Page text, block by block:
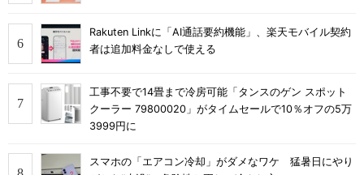
Rakuten Linkに「AI通話要約機能」、楽天モバイル契約
者は追加料金なしで使える
工事不要で14畳まで冷房可能「タンスのゲン スポット
クーラー 79800020」がタイムセールで10％オフの5万
3999円に
スマホの「エアコン冷却」がダメなワケ 猛暑日にやり